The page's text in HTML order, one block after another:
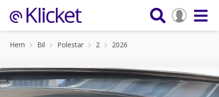
Hem Bil Polestar 2 2026